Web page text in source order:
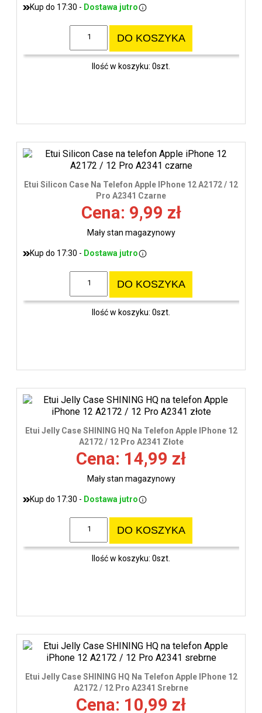
Kup do 17:30 - Dostawa jutro
DO KOSZYKA
Ilość w koszyku: 0szt.
Etui Silicon Case Na Telefon Apple IPhone 12 A2172 / 12
Pro A2341 Czarne
Cena: 9,99 zł
Mały stan magazynowy
Kup do 17:30 - Dostawa jutro
DO KOSZYKA
Ilość w koszyku: 0szt.
Etui Jelly Case SHINING HQ Na Telefon Apple IPhone 12
A2172 / 12 Pro A2341 Złote
Cena: 14,99 zł
Mały stan magazynowy
Kup do 17:30 - Dostawa jutro
DO KOSZYKA
Ilość w koszyku: 0szt.
Etui Jelly Case SHINING HQ Na Telefon Apple IPhone 12
A2172 / 12 Pro A2341 Srebrne
Cena: 10,99 zł